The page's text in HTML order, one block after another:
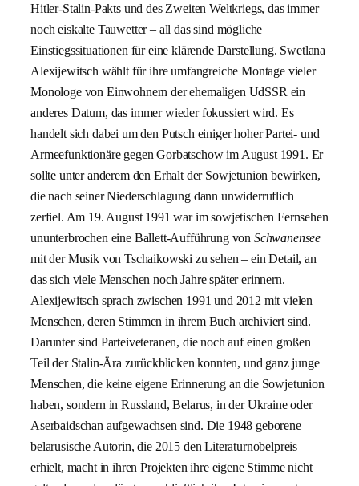
Hitler-Stalin-Pakts und des Zweiten Weltkriegs, das immer
noch eiskalte Tauwetter – all das sind mögliche
Einstiegssituationen für eine klärende Darstellung. Swetlana
Alexijewitsch wählt für ihre umfangreiche Montage vieler
Monologe von Einwohnern der ehemaligen UdSSR ein
anderes Datum, das immer wieder fokussiert wird. Es
handelt sich dabei um den Putsch einiger hoher Partei- und
Armeefunktionäre gegen Gorbatschow im August 1991. Er
sollte unter anderem den Erhalt der Sowjetunion bewirken,
die nach seiner Niederschlagung dann unwiderruflich
zerfiel. Am 19. August 1991 war im sowjetischen Fernsehen
ununterbrochen eine Ballett-Aufführung von Schwanensee
mit der Musik von Tschaikowski zu sehen – ein Detail, an
das sich viele Menschen noch Jahre später erinnern.
Alexijewitsch sprach zwischen 1991 und 2012 mit vielen
Menschen, deren Stimmen in ihrem Buch archiviert sind.
Darunter sind Parteiveteranen, die noch auf einen großen
Teil der Stalin-Ära zurückblicken konnten, und ganz junge
Menschen, die keine eigene Erinnerung an die Sowjetunion
haben, sondern in Russland, Belarus, in der Ukraine oder
Aserbaidschan aufgewachsen sind. Die 1948 geborene
belarusische Autorin, die 2015 den Literaturnobelpreis
erhielt, macht in ihren Projekten ihre eigene Stimme nicht